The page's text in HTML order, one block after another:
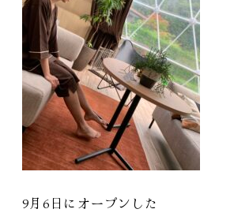
9月6日にオープンした